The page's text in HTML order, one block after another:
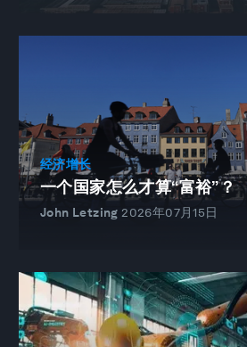
经济增长
一个国家怎么才算“富裕”？
John Letzing 2026年07月15日